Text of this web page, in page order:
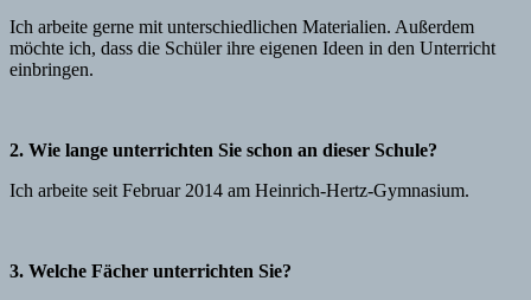
Ich arbeite gerne mit unterschiedlichen Materialien. Außerdem
möchte ich, dass die Schüler ihre eigenen Ideen in den Unterricht
einbringen.
2. Wie lange unterrichten Sie schon an dieser Schule?
Ich arbeite seit Februar 2014 am Heinrich-Hertz-Gymnasium.
3. Welche Fächer unterrichten Sie?